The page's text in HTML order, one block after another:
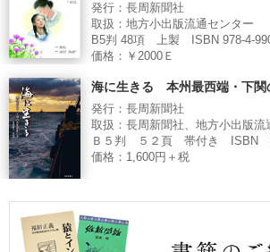
発行：長周新聞社
取扱：地方小出版流通センター
B5判 48項 上製 ISBN 978-4-
価格：￥2000Ｅ
海に生きる 本州最西端・下関
発行：長周新聞社
取扱：長周新聞社、地方小出版流
Ｂ５判 ５２頁 帯付き ISBN
価格：1,600円＋税